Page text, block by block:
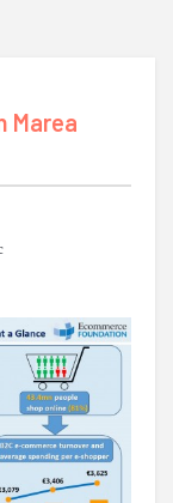
Marea